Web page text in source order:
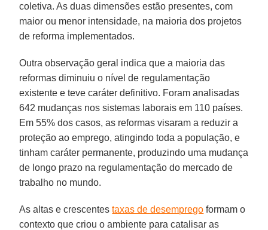
coletiva. As duas dimensões estão presentes, com
maior ou menor intensidade, na maioria dos projetos
de reforma implementados.
Outra observação geral indica que a maioria das
reformas diminuiu o nível de regulamentação
existente e teve caráter definitivo. Foram analisadas
642 mudanças nos sistemas laborais em 110 países.
Em 55% dos casos, as reformas visaram a reduzir a
proteção ao emprego, atingindo toda a população, e
tinham caráter permanente, produzindo uma mudança
de longo prazo na regulamentação do mercado de
trabalho no mundo.
As altas e crescentestaxas de desemprego formam o
contexto que criou o ambiente para catalisar as